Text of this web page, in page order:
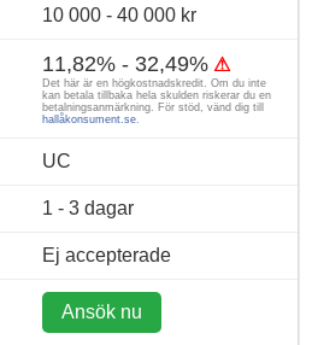
10 000 - 40 000 kr
11,82% - 32,49% ⚠
Det här är en högkostnadskredit. Om du inte
kan betala tillbaka hela skulden riskerar du en
betalningsanmärkning. För stöd, vänd dig till
hallåkonsument.se.
UC
1 - 3 dagar
Ej accepterade
Ansök nu